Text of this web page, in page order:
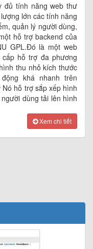
đủ tính năng web thư
lớn các tính năng
quản lý người dùng,
hỗ trợ backend của
GPL.Đó là một web
hỗ trợ đa phương
thu nhỏ kích thước
khá nhanh trên
hỗ trợ sắp xếp hình
dùng tải lên hình
Xem chi tiết